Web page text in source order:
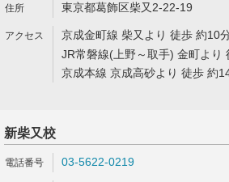
東京都葛飾区柴又2-22-19
京成金町線 柴又より 徒歩 約10
JR常磐線(上野～取手) 金町より
京成本線 京成高砂より 徒歩 約
新柴又校
03-5622-0219